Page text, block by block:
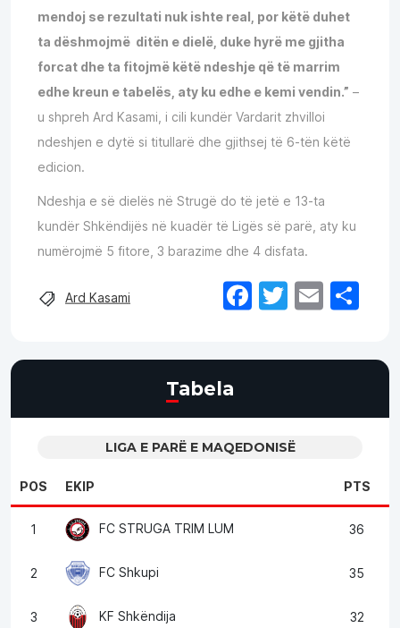
mendoj se rezultati nuk ishte real, por këtë duhet
ta dëshmojmë ditën e dielë, duke hyrë me gjitha
forcat dhe ta fitojmë këtë ndeshje që të marrim
edhe kreun e tabelës, aty ku edhe e kemi vendin.” –
u shpreh Ard Kasami, i cili kundër Vardarit zhvilloi
ndeshjen e dytë si titullarë dhe gjithsej të 6-tën këtë
edicion.
Ndeshja e së dielës në Strugë do të jetë e 13-ta
kundër Shkëndijës në kuadër të Ligës së parë, aty ku
numërojmë 5 fitore, 3 barazime dhe 4 disfata.
Ard Kasami Facebook
Twitter
Email
Tabela
LIGA E PARË E MAQEDONISË
POS EKIP PTS
1 FC STRUGA TRIM LUM 36
2 FC Shkupi 35
3 KF Shkëndija 32